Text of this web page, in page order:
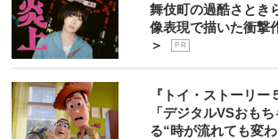
舞伎町の過酷さとき
像表現で描いた衝撃
＞
P R
『トイ・ストーリ
「デジタルVSおも
る“時が流れても変